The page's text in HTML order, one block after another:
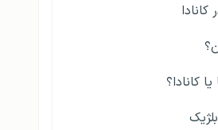
کانادا؟